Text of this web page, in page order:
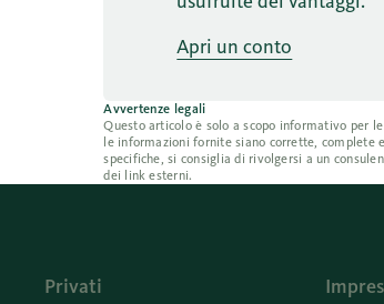
Apri un conto
Avvertenze legali
Questo articolo è solo a scopo informativo per
le informazioni fornite siano corrette, complete
specifiche, si consiglia di rivolgersi a un
dei link esterni.
Privati